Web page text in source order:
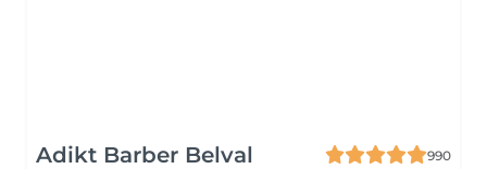
Adikt Barber Belval
990